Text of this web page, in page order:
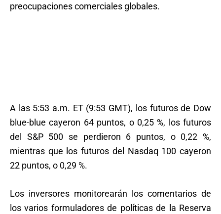
preocupaciones comerciales globales.
A las 5:53 a.m. ET (9:53 GMT), los futuros de Dow
blue-blue cayeron 64 puntos, o 0,25 %, los futuros
del S&P 500 se perdieron 6 puntos, o 0,22 %,
mientras que los futuros del Nasdaq 100 cayeron
22 puntos, o 0,29 %.
Los inversores monitorearán los comentarios de
los varios formuladores de políticas de la Reserva